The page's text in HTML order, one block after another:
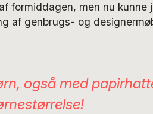
formiddagen, men nu kunne
af genbrugs- og
også med